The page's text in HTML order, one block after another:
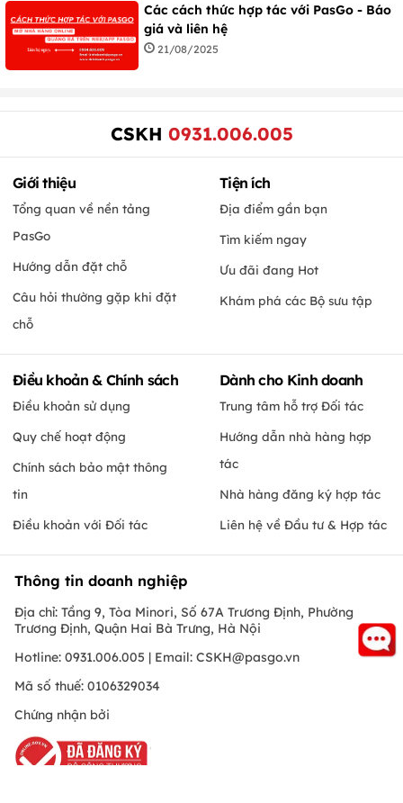
Các cách thức hợp tác với PasGo - Báo
giá và liên hệ
21/08/2025
CSKH 0931.006.005
Giới thiệu
Tổng quan về nền tảng
PasGo
Hướng dẫn đặt chỗ
Câu hỏi thường gặp khi đặt
chỗ
Tiện ích
Địa điểm gần bạn
Tìm kiếm ngay
Ưu đãi đang Hot
Khám phá các Bộ sưu tập
Điều khoản & Chính sách
Điều khoản sử dụng
Quy chế hoạt động
Chính sách bảo mật thông
tin
Điều khoản với Đối tác
Dành cho Kinh doanh
Trung tâm hỗ trợ Đối tác
Hướng dẫn nhà hàng hợp
tác
Nhà hàng đăng ký hợp tác
Liên hệ về Đầu tư & Hợp tác
Thông tin doanh nghiệp
Địa chỉ: Tầng 9, Tòa Minori, Số 67A Trương Định, Phường
Trương Định, Quận Hai Bà Trưng, Hà Nội
Hotline: 0931.006.005 | Email: CSKH@pasgo.vn
Mã số thuế: 0106329034
Chứng nhận bởi